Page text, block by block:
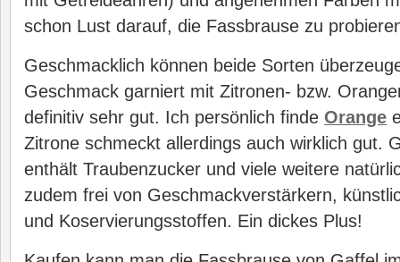
schon Lust darauf, die Fassbrause zu
Geschmacklich können beide Sorten
Geschmack garniert mit Zitronen- bzw.
definitiv sehr gut. Ich persönlich finde Orange
Zitrone schmeckt allerdings auch wirklich gut.
enthält Traubenzucker und viele weitere
zudem frei von Geschmackverstärkern,
und Koservierungsstoffen. Ein dickes Plus!